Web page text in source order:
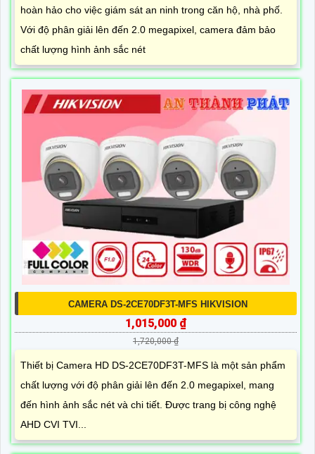
hoàn hảo cho việc giám sát an ninh trong căn hộ, nhà phố.
Với độ phân giải lên đến 2.0 megapixel, camera đảm bảo
chất lượng hình ảnh sắc nét
CAMERA DS-2CE70DF3T-MFS HIKVISION
1,015,000 ₫
1,720,000 ₫
Thiết bị Camera HD DS-2CE70DF3T-MFS là một sản phẩm
chất lượng với độ phân giải lên đến 2.0 megapixel, mang
đến hình ảnh sắc nét và chi tiết. Được trang bị công nghệ
AHD CVI TVI...